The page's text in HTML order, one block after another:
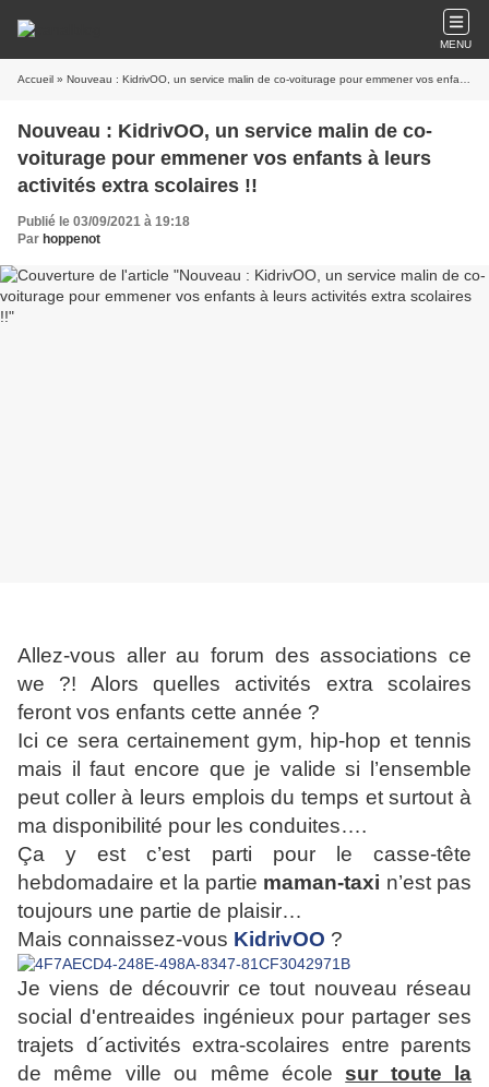
MENU
Accueil » Nouveau : KidrivOO, un service malin de co-voiturage pour emmener vos enfants à leurs activités extra scolaires !!
Nouveau : KidrivOO, un service malin de co-
voiturage pour emmener vos enfants à leurs
activités extra scolaires !!
Publié le 03/09/2021 à 19:18
Par hoppenot
Allez-vous aller au forum des associations ce
we ?! Alors quelles activités extra scolaires
feront vos enfants cette année ?
Ici ce sera certainement gym, hip-hop et tennis
mais il faut encore que je valide si l’ensemble
peut coller à leurs emplois du temps et surtout à
ma disponibilité pour les conduites….
Ça y est c’est parti pour le casse-tête
hebdomadaire et la partie maman-taxi n’est pas
toujours une partie de plaisir…
Mais connaissez-vous KidrivOO ?
Je viens de découvrir ce tout nouveau réseau
social d'entreaides ingénieux pour partager ses
trajets d´activités extra-scolaires entre parents
de même ville ou même écolesur toute la